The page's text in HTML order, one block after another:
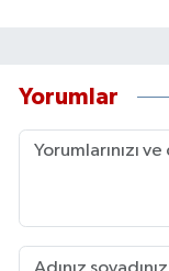
Yorumlar